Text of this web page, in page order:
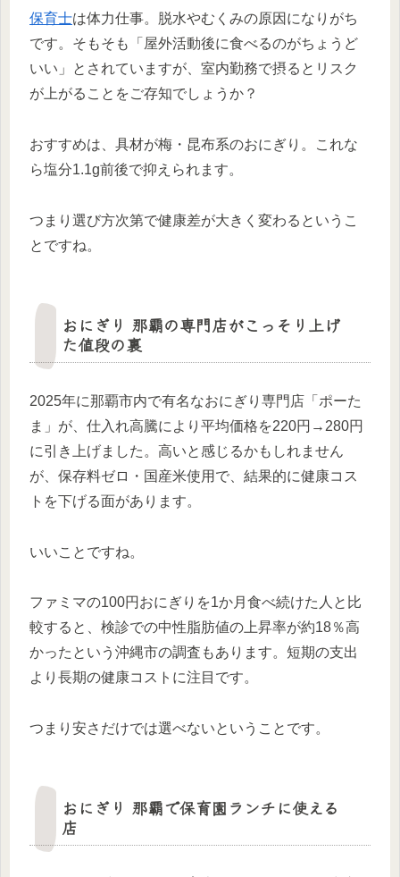
保育士は体力仕事。脱水やむくみの原因になりがち
です。そもそも「屋外活動後に食べるのがちょうど
いい」とされていますが、室内勤務で摂るとリスク
が上がることをご存知でしょうか？
おすすめは、具材が梅・昆布系のおにぎり。これな
ら塩分1.1g前後で抑えられます。
つまり選び方次第で健康差が大きく変わるというこ
とですね。
おにぎり 那覇の専門店がこっそり上げ
た値段の裏
2025年に那覇市内で有名なおにぎり専門店「ポーた
ま」が、仕入れ高騰により平均価格を220円→280円
に引き上げました。高いと感じるかもしれません
が、保存料ゼロ・国産米使用で、結果的に健康コス
トを下げる面があります。
いいことですね。
ファミマの100円おにぎりを1か月食べ続けた人と比
較すると、検診での中性脂肪値の上昇率が約18％高
かったという沖縄市の調査もあります。短期の支出
より長期の健康コストに注目です。
つまり安さだけでは選べないということです。
おにぎり 那覇で保育園ランチに使える
店